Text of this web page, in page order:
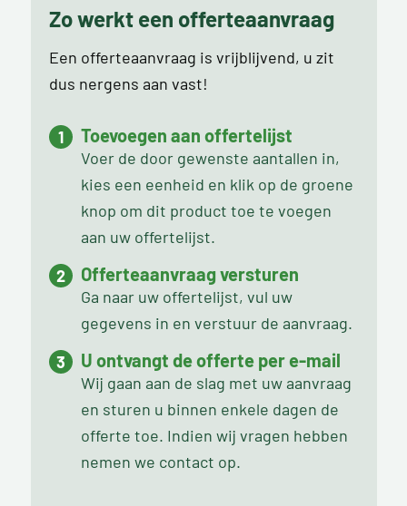
Zo werkt een offerteaanvraag
Een offerteaanvraag is vrijblijvend, u zit
dus nergens aan vast!
Toevoegen aan offertelijst
Voer de door gewenste aantallen in,
kies een eenheid en klik op de groene
knop om dit product toe te voegen
aan uw offertelijst.
Offerteaanvraag versturen
Ga naar uw offertelijst, vul uw
gegevens in en verstuur de aanvraag.
U ontvangt de offerte per e-mail
Wij gaan aan de slag met uw aanvraag
en sturen u binnen enkele dagen de
offerte toe. Indien wij vragen hebben
nemen we contact op.